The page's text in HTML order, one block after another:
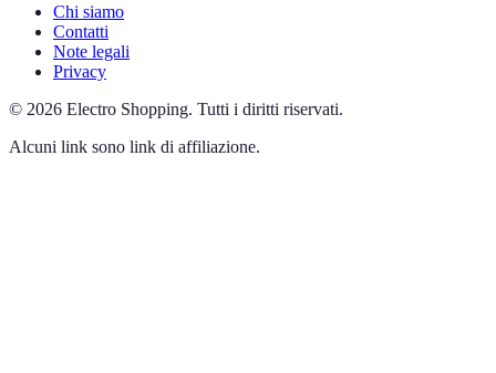
Chi siamo
Contatti
Note legali
Privacy
© 2026 Electro Shopping. Tutti i diritti riservati.
Alcuni link sono link di affiliazione.